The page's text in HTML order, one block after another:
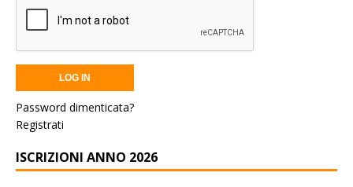
Password dimenticata?
Registrati
ISCRIZIONI ANNO 2026